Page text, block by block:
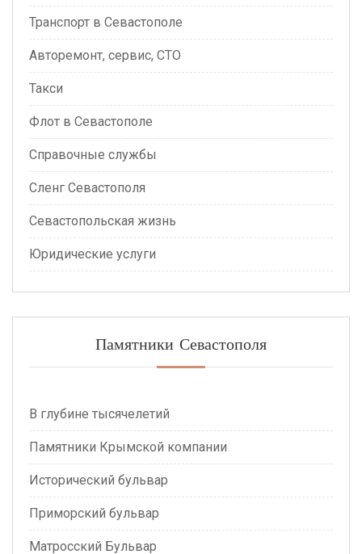
Транспорт в Севастополе
Авторемонт, сервис, СТО
Такси
Флот в Севастополе
Справочные службы
Сленг Севастополя
Севастопольская жизнь
Юридические услуги
Памятники Севастополя
В глубине тысячелетий
Памятники Крымской компании
Исторический бульвар
Приморский бульвар
Матросский Бульвар